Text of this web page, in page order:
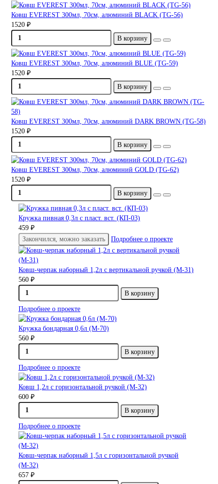
Ковш EVEREST 300мл, 70см, алюминий BLACK (TG-56)
1520 ₽
В корзину
Ковш EVEREST 300мл, 70см, алюминий BLUE (TG-59)
1520 ₽
В корзину
Ковш EVEREST 300мл, 70см, алюминий DARK BROWN (TG-58)
1520 ₽
В корзину
Ковш EVEREST 300мл, 70см, алюминий GOLD (TG-62)
1520 ₽
В корзину
Кружка пивная 0,3л с пласт. вст. (КП-03)
459 ₽
Закончился, можно заказать
Подробнее о проекте
Ковш-черпак наборный 1,2л с вертикальной ручкой (М-31)
560 ₽
В корзину
Подробнее о проекте
Кружка бондарная 0,6л (М-70)
560 ₽
В корзину
Подробнее о проекте
Ковш 1,2л с горизонтальной ручкой (М-32)
600 ₽
В корзину
Подробнее о проекте
Ковш-черпак наборный 1,5л с горизонтальной ручкой
(М-32)
657 ₽